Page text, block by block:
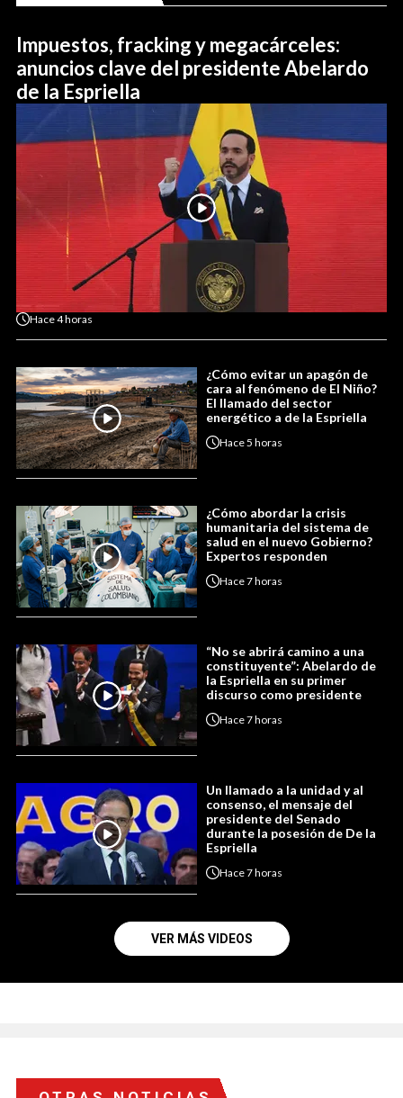
Impuestos, fracking y megacárceles:
anuncios clave del presidente Abelardo
de la Espriella
Hace4 horas
¿Cómo evitar un apagón de
cara al fenómeno de El Niño?
El llamado del sector
energético a de la Espriella
Hace5 horas
¿Cómo abordar la crisis
humanitaria del sistema de
salud en el nuevo Gobierno?
Expertos responden
Hace7 horas
“No se abrirá camino a una
constituyente”: Abelardo de
la Espriella en su primer
discurso como presidente
Hace7 horas
Un llamado a la unidad y al
consenso, el mensaje del
presidente del Senado
durante la posesión de De la
Espriella
Hace7 horas
VER MÁS VIDEOS